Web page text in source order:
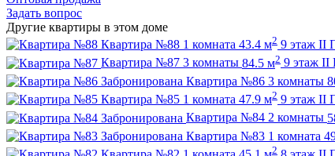
Задать вопрос
Другие квартиры в этом доме
Квартира №88 1 комната 43.4 м2 9 этаж II
Квартира №87 3 комнаты 84.5 м2 9 этаж II
Забронирована Квартира №86 3 комнаты
Квартира №85 1 комната 47.9 м2 9 этаж II
Забронирована Квартира №84 2 комнаты
Забронирована Квартира №83 1 комната
2